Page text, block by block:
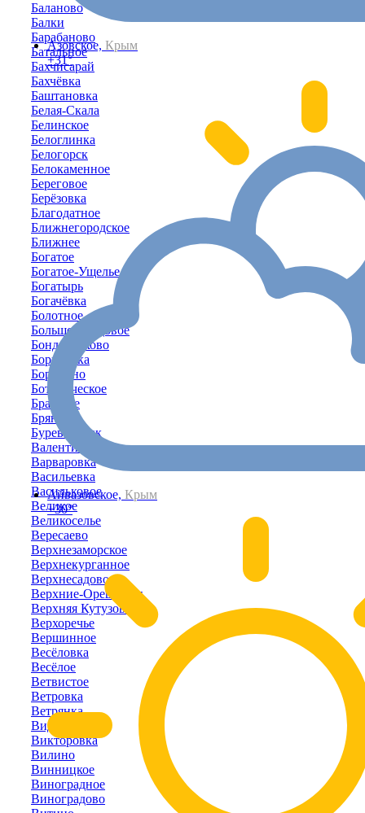
Азовское, Крым
+31°
Айвазовское, Крым
+30°
Баланово
Балки
Барабаново
Батальное
Бахчисарай
Бахчёвка
Баштановка
Белая-Скала
Белинское
Белоглинка
Белогорск
Белокаменное
Береговое
Берёзовка
Благодатное
Ближнегородское
Ближнее
Богатое
Богатое-Ущелье
Богатырь
Богачёвка
Болотное
Большое-Садовое
Бондаренково
Борисовка
Бородино
Ботаническое
Братское
Брянское
Буревестник
Валентиново
Варваровка
Васильевка
Васильковое
Великое
Великоселье
Вересаево
Верхнезаморское
Верхнекурганное
Верхнесадовое
Верхние-Орешники
Верхняя Кутузовка
Верхоречье
Вершинное
Весёловка
Весёлое
Ветвистое
Ветровка
Ветрянка
Видное
Викторовка
Вилино
Винницкое
Виноградное
Виноградово